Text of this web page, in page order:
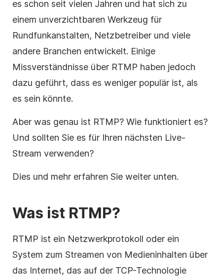
es schon seit vielen Jahren und hat sich zu
einem unverzichtbaren Werkzeug für
Rundfunkanstalten, Netzbetreiber und viele
andere Branchen entwickelt. Einige
Missverständnisse über RTMP haben jedoch
dazu geführt, dass es weniger populär ist, als
es sein könnte.
Aber was genau ist RTMP? Wie funktioniert es?
Und sollten Sie es für Ihren nächsten Live-
Stream verwenden?
Dies und mehr erfahren Sie weiter unten.
Was ist RTMP?
RTMP ist ein Netzwerkprotokoll oder ein
System zum Streamen von Medieninhalten über
das Internet, das auf der TCP-Technologie